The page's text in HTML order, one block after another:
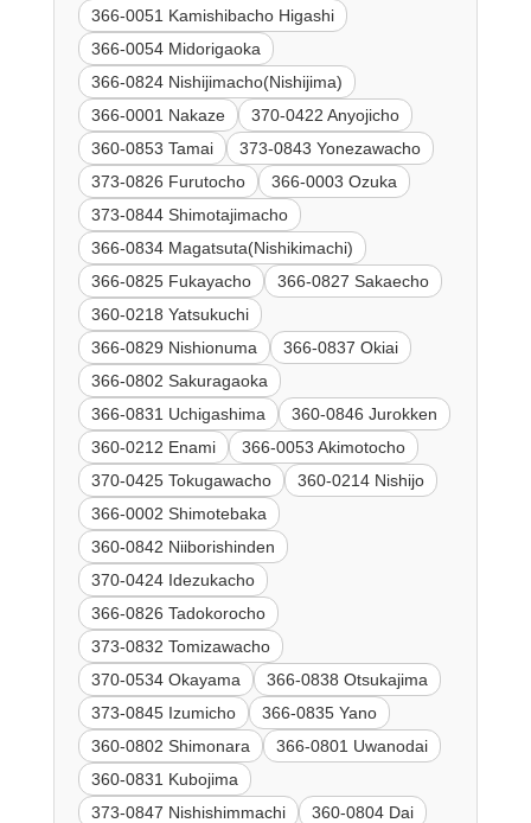
366-0051 Kamishibacho Higashi
366-0054 Midorigaoka
366-0824 Nishijimacho(Nishijima)
366-0001 Nakaze
370-0422 Anyojicho
360-0853 Tamai
373-0843 Yonezawacho
373-0826 Furutocho
366-0003 Ozuka
373-0844 Shimotajimacho
366-0834 Magatsuta(Nishikimachi)
366-0825 Fukayacho
366-0827 Sakaecho
360-0218 Yatsukuchi
366-0829 Nishionuma
366-0837 Okiai
366-0802 Sakuragaoka
366-0831 Uchigashima
360-0846 Jurokken
360-0212 Enami
366-0053 Akimotocho
370-0425 Tokugawacho
360-0214 Nishijo
366-0002 Shimotebaka
360-0842 Niiborishinden
370-0424 Idezukacho
366-0826 Tadokorocho
373-0832 Tomizawacho
370-0534 Okayama
366-0838 Otsukajima
373-0845 Izumicho
366-0835 Yano
360-0802 Shimonara
366-0801 Uwanodai
360-0831 Kubojima
373-0847 Nishishimmachi
360-0804 Dai